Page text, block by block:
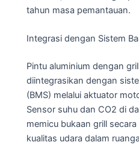
tahun masa pemantauan.
Integrasi dengan Sistem
Pintu aluminium dengan
diintegrasikan dengan
(BMS) melalui aktuator
Sensor suhu dan CO2 di
memicu bukaan grill
kualitas udara dalam